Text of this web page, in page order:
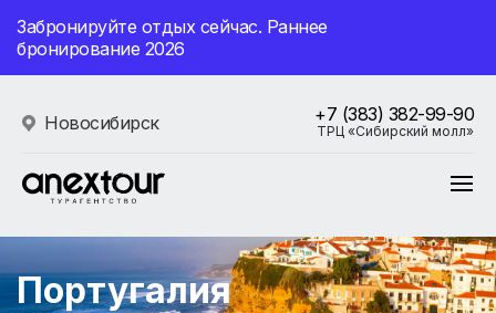
Забронируйте отдых сейчас. Раннее
бронирование 2026
Новосибирск +7 (383) 382-99-90
ТРЦ «Сибирский молл»
Португалия